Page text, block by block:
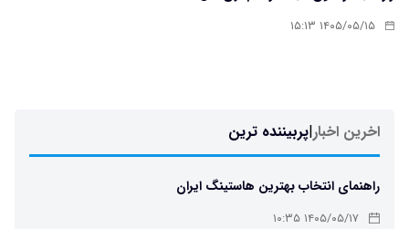
۱۴۰۵/۰۵/۱۵ ۱۵:۱۳
اخرین اخبار|پربیننده ترین
راهنمای انتخاب بهترین هاستینگ ایران
۱۴۰۵/۰۵/۱۷ ۱۰:۳۵